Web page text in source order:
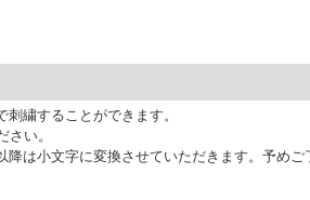
繍することができます。
い。
は小文字に変換させていただきます。予めご